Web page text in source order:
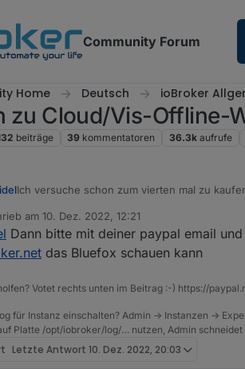
Community Forum
Home Deutsch ioBroker
zu Cloud/Vis-Offline-
beiträge 39 kommentatoren 36.3k aufrufe
Ich versuche schon zum vierten mal zu
am 10. Dez. 2022, 12:21
editiert von
Dann bitte mit deiner paypal email
das Bluefox schauen kann
Votet rechts unten im Beitrag :-) https://
für Instanz einschalten? Admin -> Instanzen ->
Platte /opt/iobroker/log/… nutzen, Admin schneidet
Letzte Antwort 10. Dez. 2022, 20:03